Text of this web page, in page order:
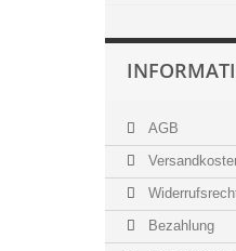
AGB
Bezahlung